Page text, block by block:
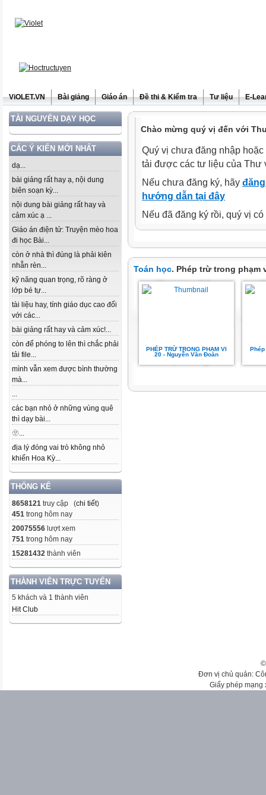
ViOLET.VN Bài giảng Giáo án Đề thi & Kiểm tra Tư liệu E-
TÀI NGUYÊN DẠY HỌC
CÁC Ý KIẾN MỚI NHẤT
dạ...
bài giảng rất hay ạ, nội dung
biên soạn kỳ...
nội dung bài giảng rất hay và
cảm xúc ạ ...
Giáo án điện tử: Truyện mèo hoa
đi học Bài...
còn ở nhà thì đúng là phải kiên
nhẫn rèn...
kỹ năng quan trọng, rõ ràng ở
lớp bé tự...
tài liệu hay, tính giáo dục cao đối
với các...
bài giảng rất hay và cảm xúc!...
còn để phóng to lên thì chắc phải
tải file...
mình vẫn xem được bình thường
mà...
...
các bạn nhỏ ở những vùng quê
thì dạy bài...
🫥...
địa lý đóng vai trò không nhỏ
khiến Hoa Kỳ...
THỐNG KÊ
8658121 truy cập (chi tiết)
451 trong hôm nay
20075556 lượt xem
751 trong hôm nay
15281432 thành viên
THÀNH VIÊN TRỰC TUYẾN
5 khách và 1 thành viên
Hit Club
Chào mừng quý vị đến với
Quý vị chưa đăng nhập
tải được các tư liệu của Thư
Nếu chưa đăng ký, hãy
hướng dẫn tại đây
Nếu đã đăng ký rồi, quý vị
Toán học. Phép trừ trong phạm
PHÉP TRỪ TRONG PHẠM VI
20 - Nguyễn Văn Đoàn
Đơn vị chủ quản:
Giấy phép mạng